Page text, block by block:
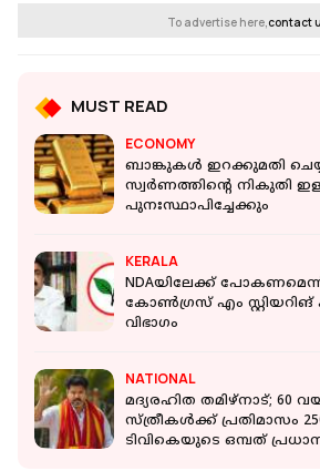
To advertise here,contact
MUST READ
ECONOMY
ബാങ്കുകള്‍ ഇറക്കുമതി
സ്വര്‍ണത്തിന്റെ നികുതി
പുനഃസ്ഥാപിച്ചേക്കും
KERALA
NDAയിലേക്ക്
കോണ്‍ഗ്രസ് എം സ്റ്റിയറിങ്
വിഭാഗം
NATIONAL
മദ്യരഹിത തമിഴ്‌നാട്; 60
സ്ത്രീകൾക്ക് പ്രതിമാസം
ടിവികെയുടെ ഒമ്പത്